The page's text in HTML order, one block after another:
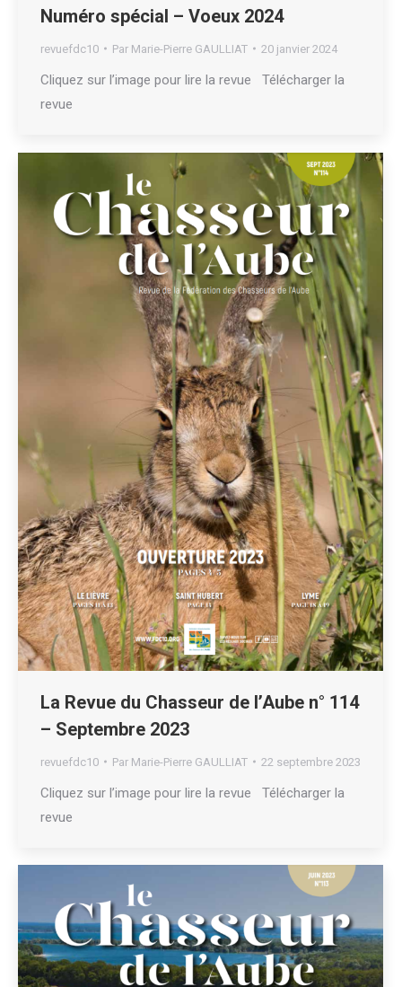
Numéro spécial – Voeux 2024
revuefdc10 Par Marie-Pierre GAULLIAT 20 janvier 2024
Cliquez sur l’image pour lire la revue Télécharger la
revue
La Revue du Chasseur de l’Aube n° 114
– Septembre 2023
revuefdc10 Par Marie-Pierre GAULLIAT 22 septembre 2023
Cliquez sur l’image pour lire la revue Télécharger la
revue